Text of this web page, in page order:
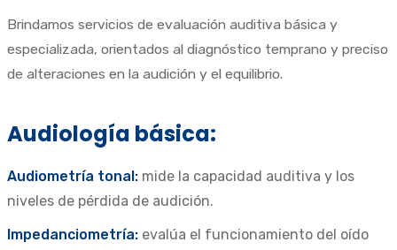
Brindamos servicios de evaluación auditiva básica y
especializada, orientados al diagnóstico temprano y preciso
de alteraciones en la audición y el equilibrio.
Audiología básica:
Audiometría tonal:mide la capacidad auditiva y los
niveles de pérdida de audición.
Impedanciometría:evalúa el funcionamiento del oído